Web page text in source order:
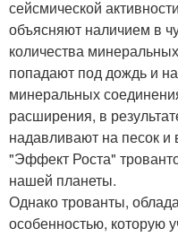
сейсмической
объясняют наличием в
количества
попадают под дождь и
минеральных
расширения, в
надавливают на песок и
"Эффект Роста"
нашей планеты.
Однако трованты,
особенностью, которую